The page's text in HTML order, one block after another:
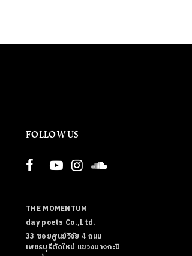
FOLLOW US
THE MOMENTUM
day poets Co.,Ltd.
33 ซอยศูนย์วิจัย 4 ถนน
เพชรบุรีตัดใหม่ แขวงบางกะปิ